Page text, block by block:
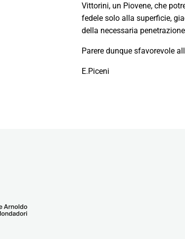
Vittorini, un Piovene, che
fedele solo alla superficie,
della necessaria
Parere dunque sfavorevole
E.Piceni